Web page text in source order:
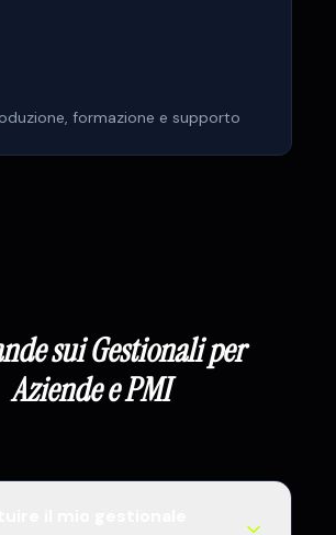
formazione e supporto
sui Gestionaliper
Aziende e PMI